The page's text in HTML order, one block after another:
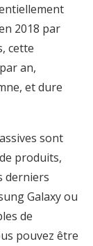
2018 par
cette
an,
et dure
sont
produits,
derniers
Galaxy ou
de
pouvez être